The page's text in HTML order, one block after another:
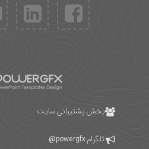
بخش پشتیبانی سایت
تلگرامpowergfx@